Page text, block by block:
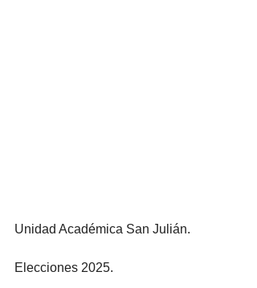
Unidad Académica San Julián.
Elecciones 2025.